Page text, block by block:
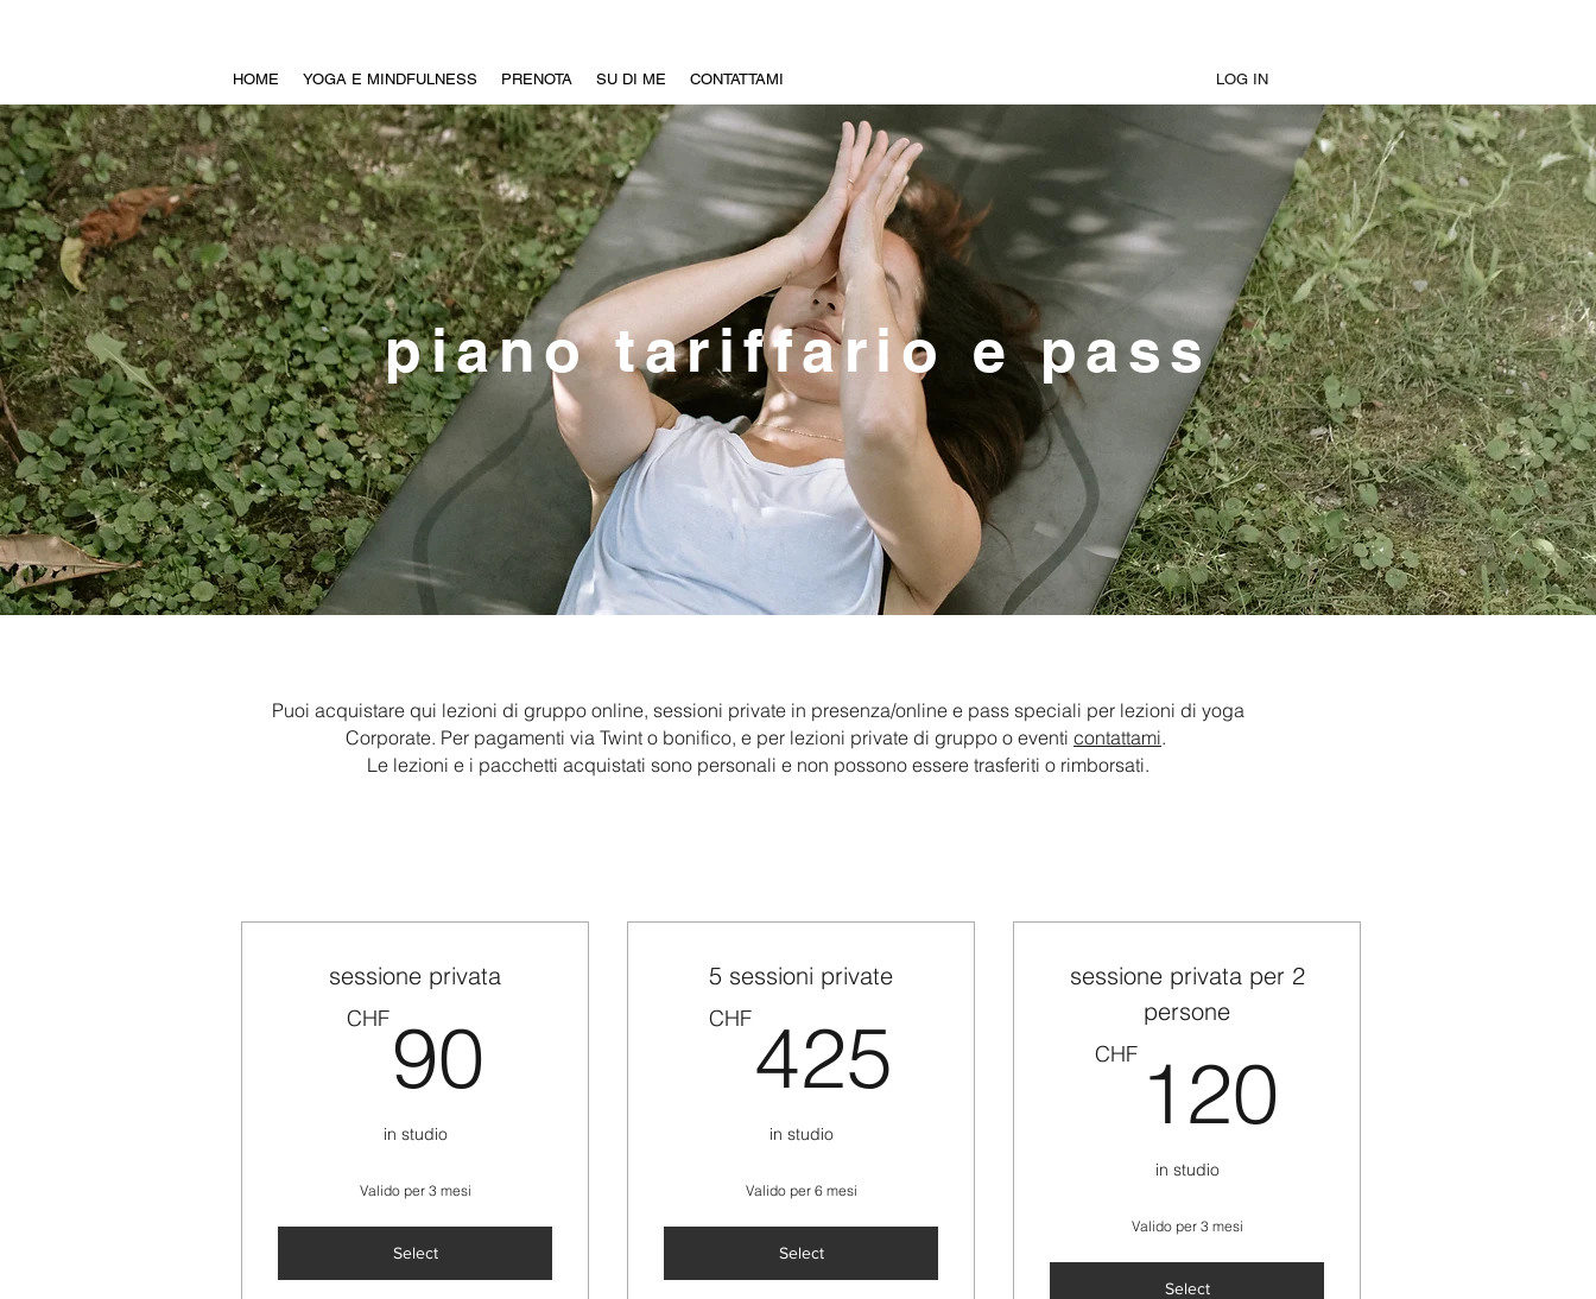
HOME YOGA E MINDFULNESS PRENOTA SU DI ME CONTATTAMI LOG IN
piano tariffario e pass
Puoi acquistare qui lezioni di gruppo online, sessioni private in presenza/online e pass speciali per lezioni di yoga
Corporate. Per pagamenti via Twint o bonifico, e per lezioni private di gruppo o eventi contattami.
Le lezioni e i pacchetti acquistati sono personali e non possono essere trasferiti o rimborsati.
sessione privata
CHF90 90CHF
in studio
Valido per 3 mesi
Select
5 sessioni private
CHF425 425CHF
in studio
Valido per 6 mesi
Select
sessione privata per 2
persone
CHF 120
in studio
Valido per 3 mesi
Select